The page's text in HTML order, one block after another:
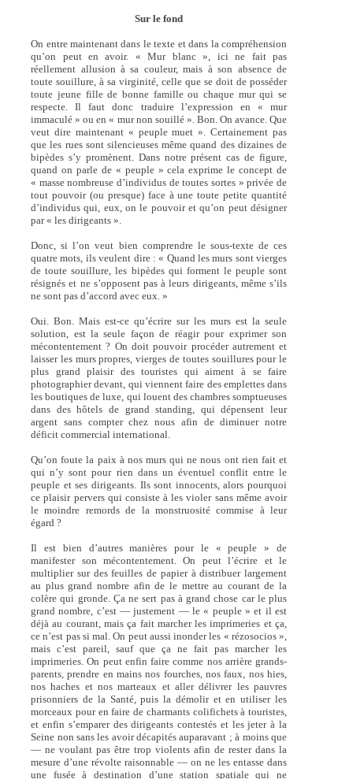
Sur le fond
On entre maintenant dans le texte et dans la compréhension
qu’on peut en avoir. « Mur blanc », ici ne fait pas
réellement allusion à sa couleur, mais à son absence de
toute souillure, à sa virginité, celle que se doit de posséder
toute jeune fille de bonne famille ou chaque mur qui se
respecte. Il faut donc traduire l’expression en « mur
immaculé » ou en « mur non souillé ». Bon. On avance. Que
veut dire maintenant « peuple muet ». Certainement pas
que les rues sont silencieuses même quand des dizaines de
bipèdes s’y promènent. Dans notre présent cas de figure,
quand on parle de « peuple » cela exprime le concept de
« masse nombreuse d’individus de toutes sortes » privée de
tout pouvoir (ou presque) face à une toute petite quantité
d’individus qui, eux, on le pouvoir et qu’on peut désigner
par « les dirigeants ».
Donc, si l’on veut bien comprendre le sous-texte de ces
quatre mots, ils veulent dire : « Quand les murs sont vierges
de toute souillure, les bipèdes qui forment le peuple sont
résignés et ne s’opposent pas à leurs dirigeants, même s’ils
ne sont pas d’accord avec eux. »
Oui. Bon. Mais est-ce qu’écrire sur les murs est la seule
solution, est la seule façon de réagir pour exprimer son
mécontentement ? On doit pouvoir procéder autrement et
laisser les murs propres, vierges de toutes souillures pour le
plus grand plaisir des touristes qui aiment à se faire
photographier devant, qui viennent faire des emplettes dans
les boutiques de luxe, qui louent des chambres somptueuses
dans des hôtels de grand standing, qui dépensent leur
argent sans compter chez nous afin de diminuer notre
déficit commercial international.
Qu’on foute la paix à nos murs qui ne nous ont rien fait et
qui n’y sont pour rien dans un éventuel conflit entre le
peuple et ses dirigeants. Ils sont innocents, alors pourquoi
ce plaisir pervers qui consiste à les violer sans même avoir
le moindre remords de la monstruosité commise à leur
égard ?
Il est bien d’autres manières pour le « peuple » de
manifester son mécontentement. On peut l’écrire et le
multiplier sur des feuilles de papier à distribuer largement
au plus grand nombre afin de le mettre au courant de la
colère qui gronde. Ça ne sert pas à grand chose car le plus
grand nombre, c’est — justement — le « peuple » et il est
déjà au courant, mais ça fait marcher les imprimeries et ça,
ce n’est pas si mal. On peut aussi inonder les « rézosocios »,
mais c’est pareil, sauf que ça ne fait pas marcher les
imprimeries. On peut enfin faire comme nos arrière grands-
parents, prendre en mains nos fourches, nos faux, nos hies,
nos haches et nos marteaux et aller délivrer les pauvres
prisonniers de la Santé, puis la démolir et en utiliser les
morceaux pour en faire de charmants colifichets à touristes,
et enfin s’emparer des dirigeants contestés et les jeter à la
Seine non sans les avoir décapités auparavant ; à moins que
— ne voulant pas être trop violents afin de rester dans la
mesure d’une révolte raisonnable — on ne les entasse dans
une fusée à destination d’une station spatiale qui ne